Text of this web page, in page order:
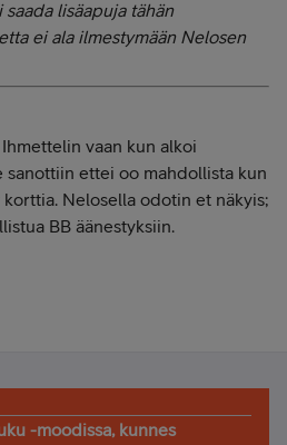
lisäapuja tähän
ei ala ilmestymään Nelosen
vaan kun alkoi
sanottiin ettei oo mahdollista kun
Nelosella odotin et näkyis;
BB äänestyksiin.
-moodissa, kunnes